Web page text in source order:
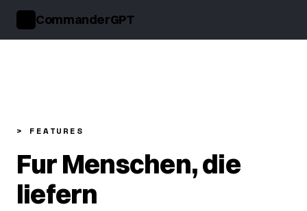
CommanderGPT
> FEATURES
Fur Menschen, die
liefern